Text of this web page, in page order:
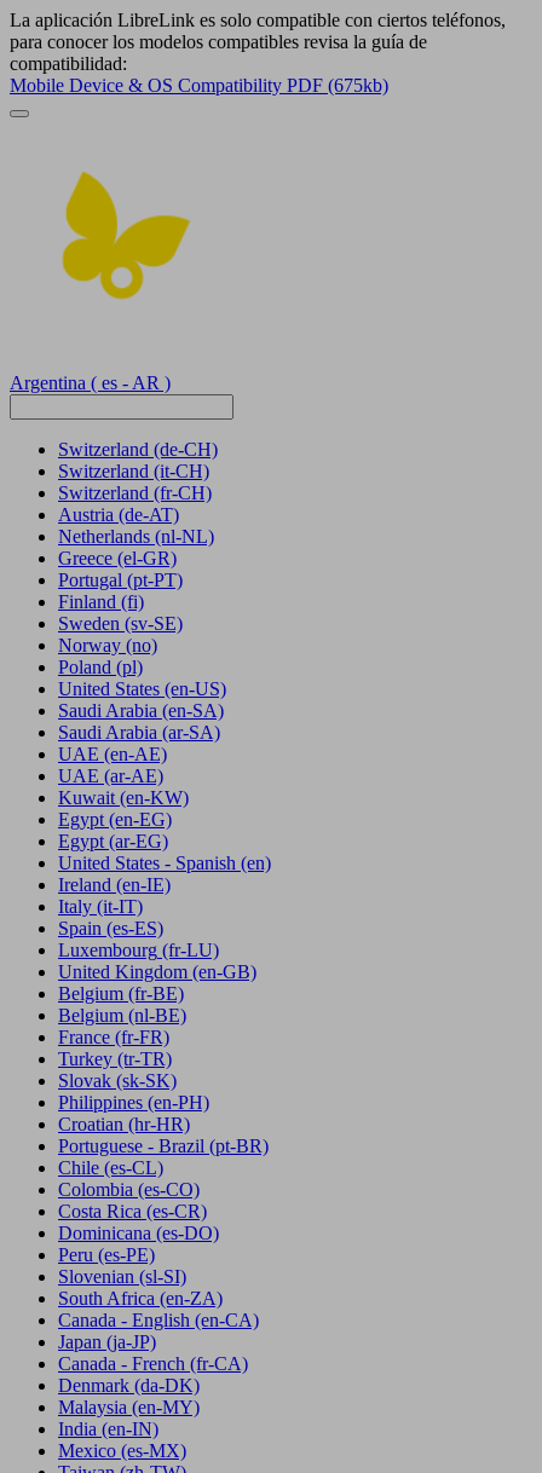
La aplicación LibreLink es solo compatible con ciertos teléfonos,
para conocer los modelos compatibles revisa la guía de
compatibilidad:
Mobile Device & OS Compatibility PDF (675kb)
Argentina ( es - AR )
Switzerland (de-CH)
Switzerland (it-CH)
Switzerland (fr-CH)
Austria (de-AT)
Netherlands (nl-NL)
Greece (el-GR)
Portugal (pt-PT)
Finland (fi)
Sweden (sv-SE)
Norway (no)
Poland (pl)
United States (en-US)
Saudi Arabia (en-SA)
Saudi Arabia (ar-SA)
UAE (en-AE)
UAE (ar-AE)
Kuwait (en-KW)
Egypt (en-EG)
Egypt (ar-EG)
United States - Spanish (en)
Ireland (en-IE)
Italy (it-IT)
Spain (es-ES)
Luxembourg (fr-LU)
United Kingdom (en-GB)
Belgium (fr-BE)
Belgium (nl-BE)
France (fr-FR)
Turkey (tr-TR)
Slovak (sk-SK)
Philippines (en-PH)
Croatian (hr-HR)
Portuguese - Brazil (pt-BR)
Chile (es-CL)
Colombia (es-CO)
Costa Rica (es-CR)
Dominicana (es-DO)
Peru (es-PE)
Slovenian (sl-SI)
South Africa (en-ZA)
Canada - English (en-CA)
Japan (ja-JP)
Canada - French (fr-CA)
Denmark (da-DK)
Malaysia (en-MY)
India (en-IN)
Mexico (es-MX)